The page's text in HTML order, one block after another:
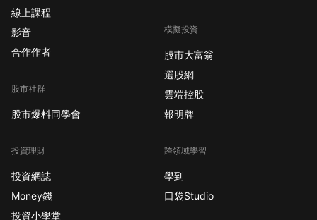
線上課程
影音
合作作者
股市社群
股市爆料同學會
投資理財
投資網誌
Money錢
投資小學堂
模擬投資
股市大富翁
選股網
雲端控股
報明牌
跨領域學習
學到
口袋Studio